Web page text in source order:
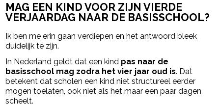
MAG EEN KIND VOOR ZIJN VIERDE
VERJAARDAG NAAR DE BASISSCHOOL?
Ik ben me erin gaan verdiepen en het antwoord bleek
duidelijk te zijn.
In Nederland geldt dat een kind pas naar de
basisschool mag zodra het vier jaar oud is. Dat
betekent dat scholen een kind niet structureel eerder
mogen toelaten, ook niet als het maar een paar dagen
scheelt.